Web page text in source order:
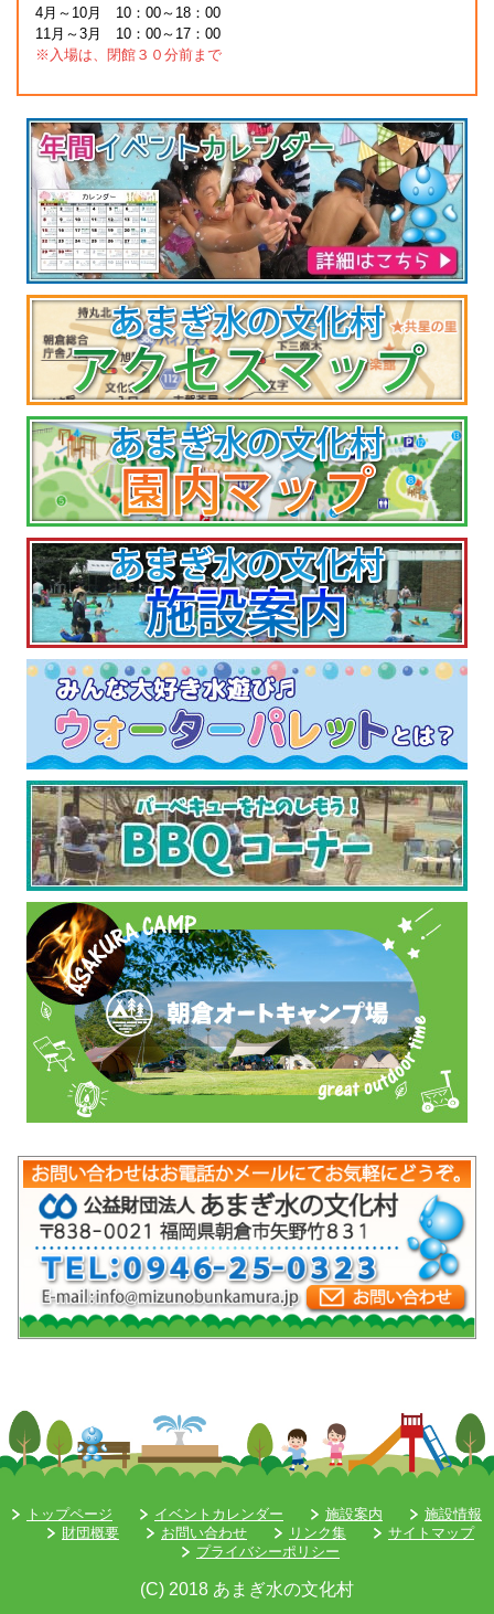
4月～10月 10：00～18：00
11月～3月 10：00～17：00
※入場は、閉館３０分前まで
トップページ イベントカレンダー 施設案内
施設情報
財団概要
お問い合わせ リンク集
サイトマップ
プライバシーポリシー
(C) 2018 あまぎ水の文化村